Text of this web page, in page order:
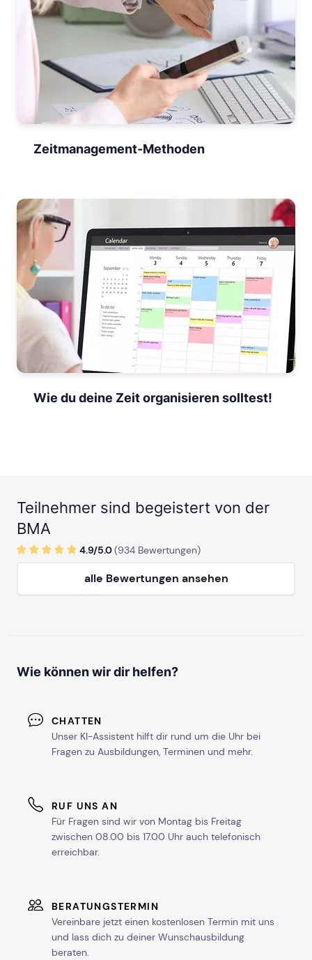
Zeitmanagement-Methoden
Wie du deine Zeit organisieren solltest!
Teilnehmer sind begeistert von der
BMA
4.9/5.0(934 Bewertungen)
alle Bewertungen ansehen
Wie können wir dir helfen?
CHATTEN
Unser KI-Assistent hilft dir rund um die Uhr bei
Fragen zu Ausbildungen, Terminen und mehr.
RUF UNS AN
Für Fragen sind wir von Montag bis Freitag
zwischen 08.00 bis 17.00 Uhr auch telefonisch
erreichbar.
BERATUNGSTERMIN
Vereinbare jetzt einen kostenlosen Termin mit uns
und lass dich zu deiner Wunschausbildung
beraten.